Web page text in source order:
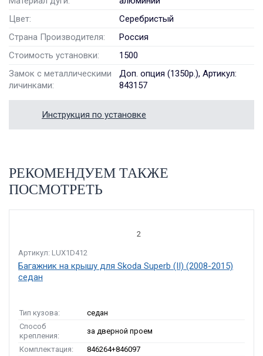
Цвет:
Серебристый
Страна Производителя:
Россия
Стоимость установки:
1500
Замок с металлическими
личинками:
Доп. опция (1350р.), Артикул:
843157
Инструкция по установке
РЕКОМЕНДУЕМ ТАКЖЕ
ПОСМОТРЕТЬ
2
Артикул: LUX1D412
Багажник на крышу для Skoda Superb (II) (2008-2015)
седан
Тип кузова:
седан
Способ
крепления:
за дверной проем
Комплектация: 846264+846097